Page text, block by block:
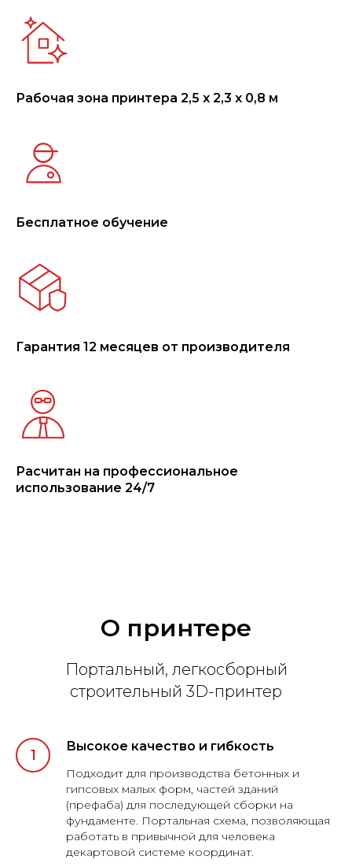
Рабочая зона принтера 2,5 х 2,3 х 0,8 м
Бесплатное обучение
Гарантия 12 месяцев от производителя
Расчитан на профессиональное
использование 24/7
О принтере
Портальный, легкосборный
строительный 3D-принтер
Высокое качество и гибкость
Подходит для производства бетонных и
гипсовых малых форм, частей зданий
(префаба) для последующей сборки на
фундаменте. Портальная схема, позволяющая
работать в привычной для человека
декартовой системе координат.